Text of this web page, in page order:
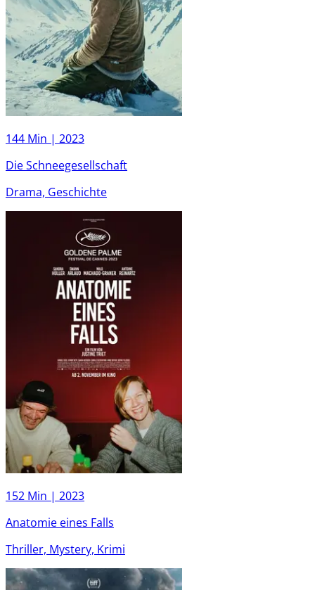
144 Min | 2023
Die Schneegesellschaft
Drama, Geschichte
152 Min | 2023
Anatomie eines Falls
Thriller, Mystery, Krimi